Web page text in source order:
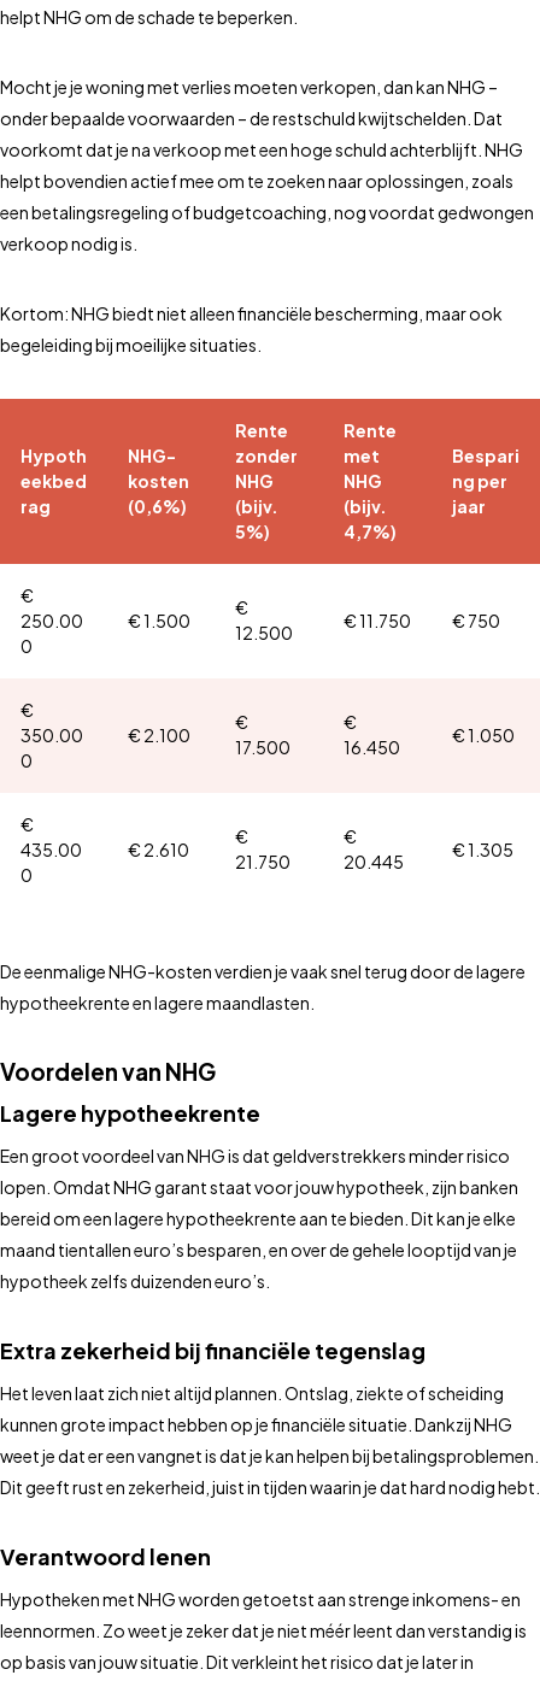
helpt NHG om de schade te beperken.
Mocht je je woning met verlies moeten verkopen, dan kan NHG –
onder bepaalde voorwaarden – de restschuld kwijtschelden. Dat
voorkomt dat je na verkoop met een hoge schuld achterblijft. NHG
helpt bovendien actief mee om te zoeken naar oplossingen, zoals
een betalingsregeling of budgetcoaching, nog voordat gedwongen
verkoop nodig is.
Kortom: NHG biedt niet alleen financiële bescherming, maar ook
begeleiding bij moeilijke situaties.
Hypoth
eekbed
rag
NHG-
kosten
(0,6%)
Rente
zonder
NHG
(bijv.
5%)
Rente
met
NHG
(bijv.
4,7%)
Bespari
ng per
jaar
€
250.00
0
€ 1.500
€
12.500
€ 11.750 € 750
€
350.00
0
€ 2.100
€
17.500
€
16.450
€ 1.050
€
435.00
0
€ 2.610
€
21.750
€
20.445
€ 1.305
De eenmalige NHG-kosten verdien je vaak snel terug door de lagere
hypotheekrente en lagere maandlasten.
Voordelen van NHG
Lagere hypotheekrente
Een groot voordeel van NHG is dat geldverstrekkers minder risico
lopen. Omdat NHG garant staat voor jouw hypotheek, zijn banken
bereid om een lagere hypotheekrente aan te bieden. Dit kan je elke
maand tientallen euro’s besparen, en over de gehele looptijd van je
hypotheek zelfs duizenden euro’s.
Extra zekerheid bij financiële tegenslag
Het leven laat zich niet altijd plannen. Ontslag, ziekte of scheiding
kunnen grote impact hebben op je financiële situatie. Dankzij NHG
weet je dat er een vangnet is dat je kan helpen bij betalingsproblemen.
Dit geeft rust en zekerheid, juist in tijden waarin je dat hard nodig hebt.
Verantwoord lenen
Hypotheken met NHG worden getoetst aan strenge inkomens- en
leennormen. Zo weet je zeker dat je niet méér leent dan verstandig is
op basis van jouw situatie. Dit verkleint het risico dat je later in